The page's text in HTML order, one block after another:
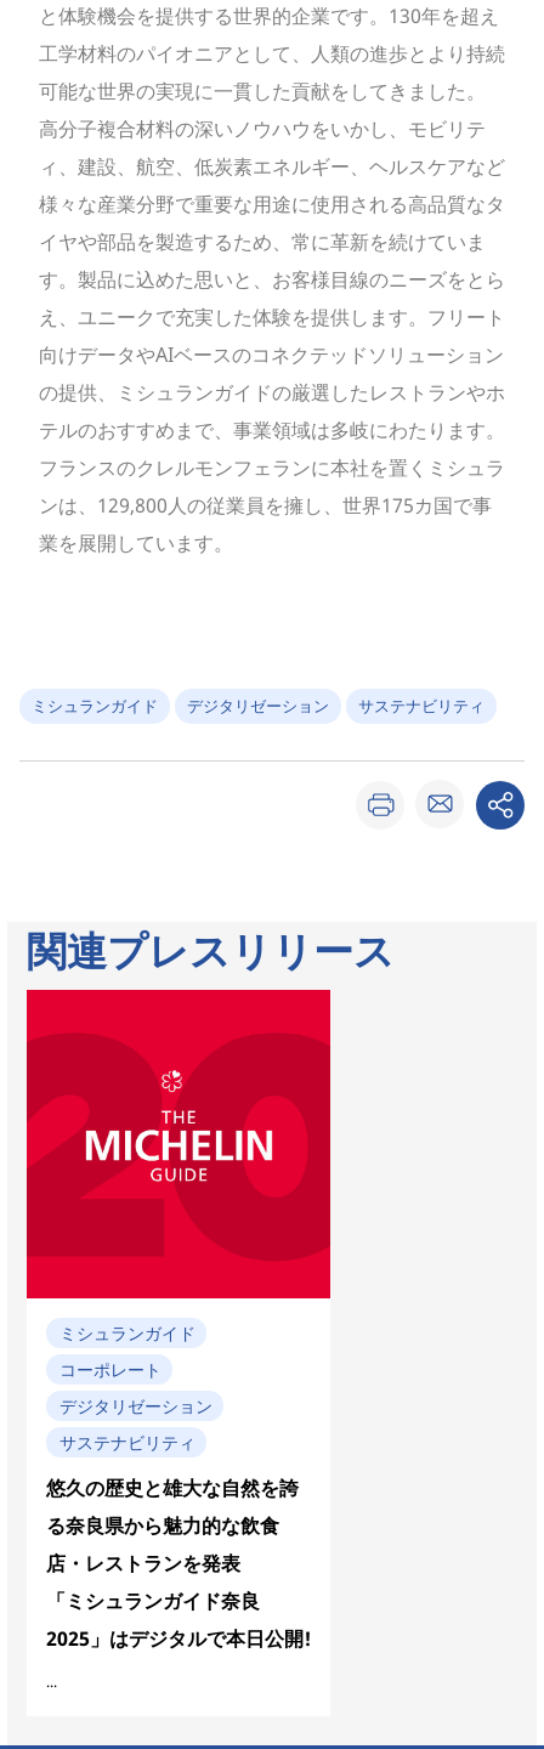
と体験機会を提供する世界的企業です。130年を超え
工学材料のパイオニアとして、人類の進歩とより持続
可能な世界の実現に一貫した貢献をしてきました。
高分子複合材料の深いノウハウをいかし、モビリテ
ィ、建設、航空、低炭素エネルギー、ヘルスケアなど
様々な産業分野で重要な用途に使用される高品質なタ
イヤや部品を製造するため、常に革新を続けていま
す。製品に込めた思いと、お客様目線のニーズをとら
え、ユニークで充実した体験を提供します。フリート
向けデータやAIベースのコネクテッドソリューション
の提供、ミシュランガイドの厳選したレストランやホ
テルのおすすめまで、事業領域は多岐にわたります。
フランスのクレルモンフェランに本社を置くミシュラ
ンは、129,800人の従業員を擁し、世界175カ国で事
業を展開しています。
ミシュランガイド デジタリゼーション サステナビリティ
関連プレスリリース
ミシュランガイド
コーポレート
デジタリゼーション
サステナビリティ
悠久の歴史と雄大な自然を誇
る奈良県から魅力的な飲食
店・レストランを発表
「ミシュランガイド奈良
2025」はデジタルで本日公開!
...